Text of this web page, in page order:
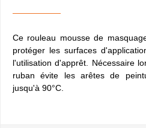
Ce rouleau mousse de
protéger les surfaces
l'utilisation d'apprêt. Nécessaire
ruban évite les arêtes de
jusqu'à 90°C.